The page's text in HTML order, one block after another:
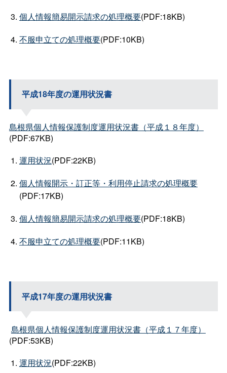
個人情報簡易開示請求の処理概要(PDF:18KB)
不服申立ての処理概要(PDF:10KB)
平成18年度の運用状況書
島根県個人情報保護制度運用状況書（平成１８年度）
(PDF:67KB)
運用状況(PDF:22KB)
個人情報開示・訂正等・利用停止請求の処理概要
(PDF:17KB)
個人情報簡易開示請求の処理概要(PDF:18KB)
不服申立ての処理概要(PDF:11KB)
平成17年度の運用状況書
島根県個人情報保護制度運用状況書（平成１７年度）
(PDF:53KB)
運用状況(PDF:22KB)